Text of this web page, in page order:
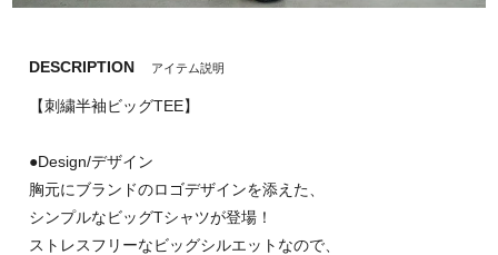
DESCRIPTION アイテム説明
【刺繍半袖ビッグTEE】
●Design/デザイン
胸元にブランドのロゴデザインを添えた、
シンプルなビッグTシャツが登場！
ストレスフリーなビッグシルエットなので、